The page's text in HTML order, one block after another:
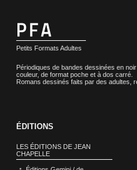
Petits Formats Adultes
Périodiques de bandes dessinées en
couleur, de format poche et à dos carré.
Romans dessinés faits par des adultes,
ÉDITIONS
LES ÉDITIONS DE JEAN
CHAPELLE